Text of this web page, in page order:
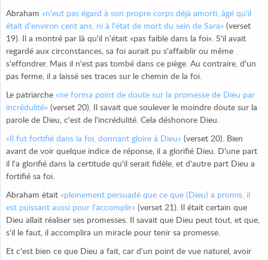
Abraham «n'eut pas égard à son propre corps déjà amorti, âgé qu'il
était d'environ cent ans, ni à l'état de mort du sein de Sara» (verset
19). Il a montré par là qu'il n'était «pas faible dans la foi». S'il avait
regardé aux circonstances, sa foi aurait pu s'affaiblir ou même
s'effondrer. Mais il n'est pas tombé dans ce piège. Au contraire, d'un
pas ferme, il a laissé ses traces sur le chemin de la foi.
Le patriarche «ne forma point de doute sur la promesse de Dieu par
incrédulité» (verset 20). Il savait que soulever le moindre doute sur la
parole de Dieu, c'est de l'incrédulité. Cela déshonore Dieu.
«Il fut fortifié dans la foi, donnant gloire à Dieu» (verset 20). Bien
avant de voir quelque indice de réponse, il a glorifié Dieu. D'une part
il l'a glorifié dans la certitude qu'il serait fidèle, et d'autre part Dieu a
fortifié sa foi.
Abraham était «pleinement persuadé que ce que (Dieu) a promis, il
est puissant aussi pour l'accomplir» (verset 21). Il était certain que
Dieu allait réaliser ses promesses. Il savait que Dieu peut tout, et que,
s'il le faut, il accomplira un miracle pour tenir sa promesse.
Et c'est bien ce que Dieu a fait, car d'un point de vue naturel, avoir